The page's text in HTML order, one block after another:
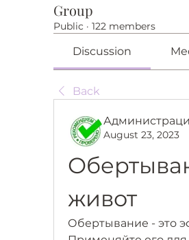
Group
Public · 122 members
Discussion
Back
August 23, 2023
живот
Обертывание - это